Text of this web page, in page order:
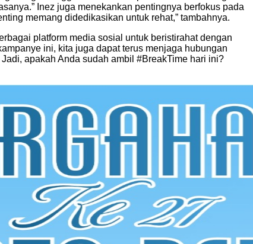
Inez juga menekankan pentingnya berfokus pada
memang didedikasikan untuk rehat,” tambahnya.
platform media sosial untuk beristirahat dengan
ini, kita juga dapat terus menjaga hubungan
apakah Anda sudah ambil #BreakTime hari ini?